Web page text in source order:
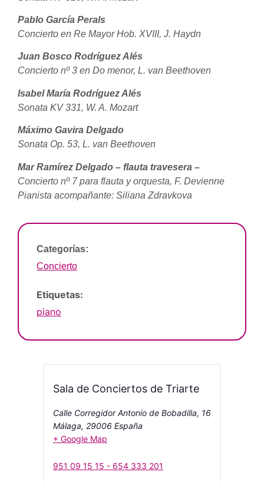
Pablo García Perals
Concierto en Re Mayor Hob. XVIII, J. Haydn
Juan Bosco Rodríguez Alés
Concierto nº 3 en Do menor, L. van Beethoven
Isabel María Rodríguez Alés
Sonata KV 331, W. A. Mozart
Máximo Gavira Delgado
Sonata Op. 53, L. van Beethoven
Mar Ramírez Delgado – flauta travesera –
Concierto nº 7 para flauta y orquesta, F. Devienne
Pianista acompañante: Siliana Zdravkova
Categorías:
Concierto
Etiquetas:
piano
Sala de Conciertos de Triarte
Calle Corregidor Antonio de Bobadilla, 16
Málaga, 29006 España
+ Google Map
951 09 15 15 - 654 333 201